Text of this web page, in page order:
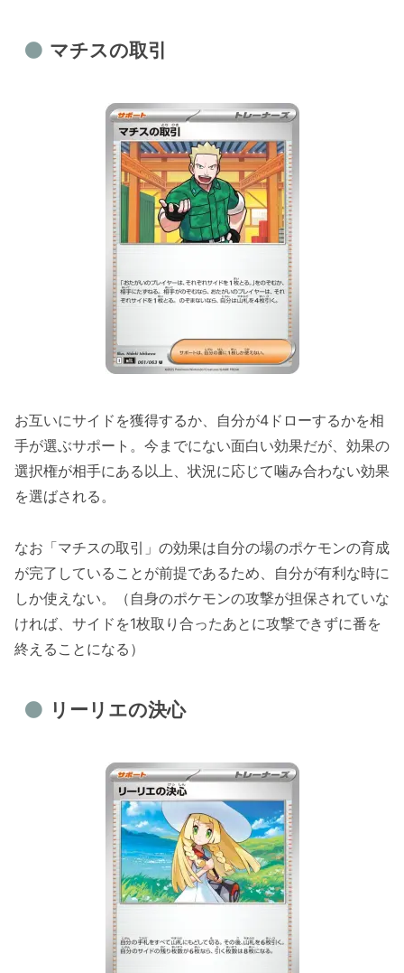
マチスの取引
お互いにサイドを獲得するか、自分が4ドローするかを相
手が選ぶサポート。今までにない面白い効果だが、効果の
選択権が相手にある以上、状況に応じて噛み合わない効果
を選ばされる。
なお「マチスの取引」の効果は自分の場のポケモンの育成
が完了していることが前提であるため、自分が有利な時に
しか使えない。（自身のポケモンの攻撃が担保されていな
ければ、サイドを1枚取り合ったあとに攻撃できずに番を
終えることになる）
リーリエの決心